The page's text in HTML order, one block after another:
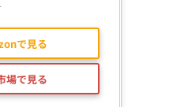
で見る
場で見る